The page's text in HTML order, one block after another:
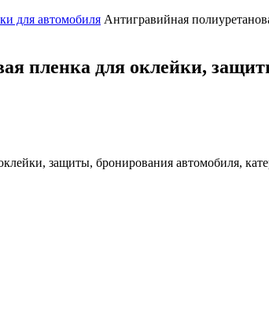
для автомобиля Антигравийная
пленка для оклейки,